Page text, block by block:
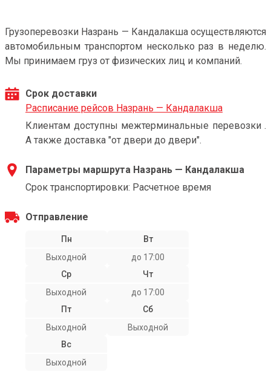
Грузоперевозки Назрань — Кандалакша осуществляются
автомобильным транспортом несколько раз в неделю.
Мы принимаем груз от физических лиц и компаний.
Срок доставки
Расписание рейсов Назрань — Кандалакша
Клиентам доступны межтерминальные перевозки .
А также доставка "от двери до двери".
Параметры маршрута Назрань — Кандалакша
Срок транспортировки: Расчетное время
Отправление
Пн
Выходной
Вт
до 17:00
Ср
Выходной
Чт
до 17:00
Пт
Выходной
Сб
Выходной
Вс
Выходной